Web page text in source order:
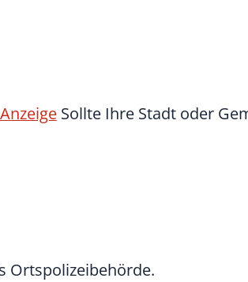
Sollte Ihre Stadt oder
Ortspolizeibehörde.